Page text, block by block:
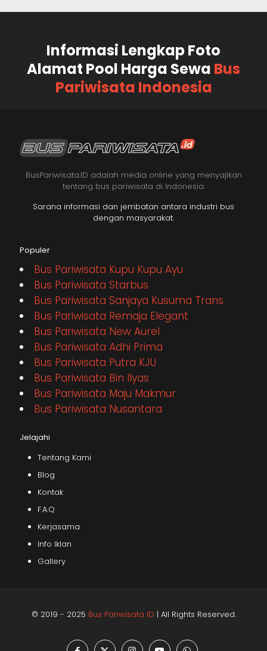
Informasi Lengkap Foto
Alamat Pool Harga Sewa Bus
Pariwisata Indonesia
BusPariwisata.ID adalah media online yang menyajikan
tentang bus pariwisata di Indonesia.
Sarana informasi dan jembatan antara industri bus
dengan masyarakat.
Populer
Bus Pariwisata Kupu Kupu Ayu
Bus Pariwisata Starbus
Bus Pariwisata Sanjaya Kusuma Trans
Bus Pariwisata Remaja Elegant
Bus Pariwisata New Aurel
Bus Pariwisata Adhi Prima
Bus Pariwisata Putra KJU
Bus Pariwisata Bin Ilyas
Bus Pariwisata Maju Makmur
Bus Pariwisata Nusantara
Jelajahi
Tentang Kami
Blog
Kontak
F.A.Q
Kerjasama
Info Iklan
Gallery
© 2019 - 2025 Bus Pariwisata ID | All Rights Reserved.